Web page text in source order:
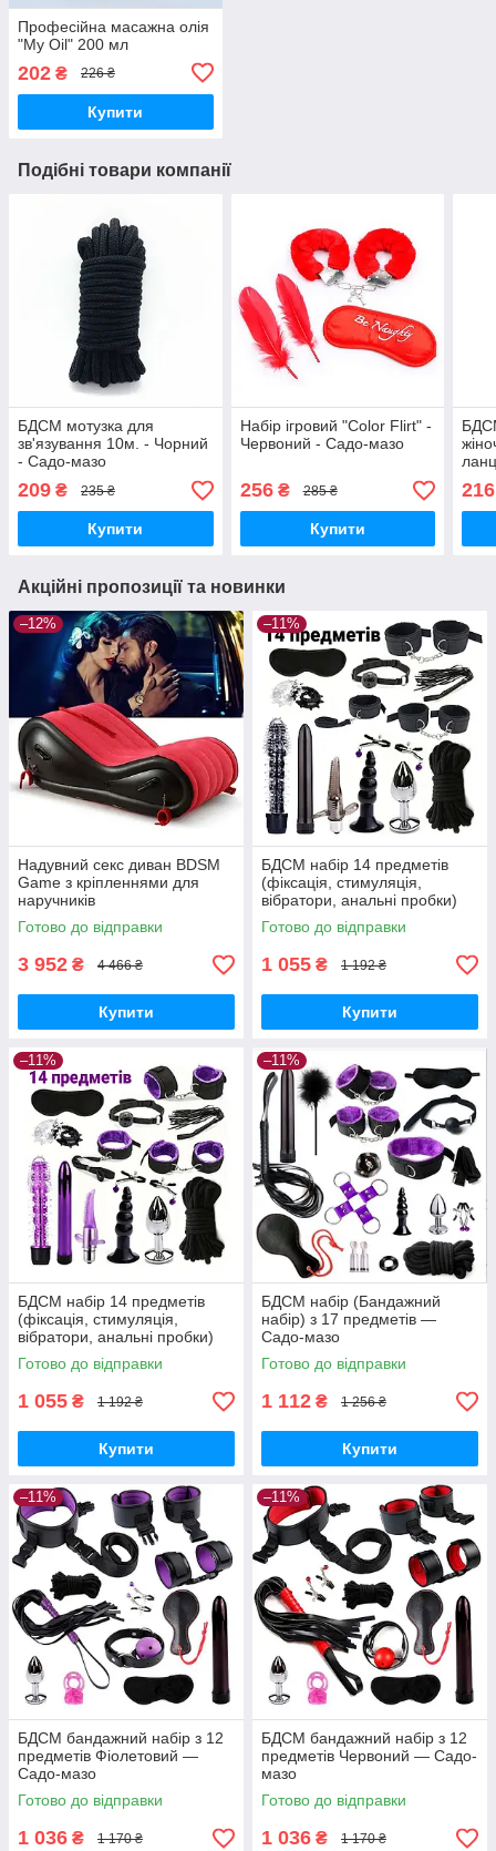
Професійна масажна олія
"My Oil" 200 мл
202 ₴ 226 ₴
Купити
Подібні товари компанії
БДСМ мотузка для
зв'язування 10м. - Чорний
- Садо-мазо
209 ₴ 235 ₴
Купити
Набір ігровий "Color Flirt" -
Червоний - Садо-мазо
256₴ 285 ₴
Купити
-
216
Акційні пропозиції та новинки
–12%
Надувний секс диван BDSM
Game з кріпленнями для
наручників
Готово до відправки
3 952 ₴ 4 466 ₴
Купити
–11%
БДСМ набір 14 предметів
(фіксація, стимуляція,
вібратори, анальні пробки)
Чорний
Готово до відправки
1 055 ₴ 1 192 ₴
Купити
–11%
БДСМ набір 14 предметів
(фіксація, стимуляція,
вібратори, анальні пробки)
Фіолетовий
Готово до відправки
1 055 ₴ 1 192 ₴
Купити
–11%
БДСМ набір (Бандажний
набір) з 17 предметів —
Садо-мазо
Готово до відправки
1 112 ₴ 1 256 ₴
Купити
–11%
БДСМ бандажний набір з 12
предметів Фіолетовий —
Садо-мазо
Готово до відправки
1 036 ₴ 1 170 ₴
–11%
БДСМ бандажний набір з 12
предметів Червоний — Садо-
мазо
Готово до відправки
1 036 ₴ 1 170 ₴